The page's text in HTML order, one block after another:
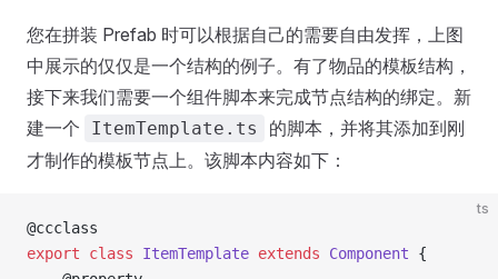
您在拼装 Prefab 时可以根据自己的需要自由发挥，上图
中展示的仅仅是一个结构的例子。有了物品的模板结构，
接下来我们需要一个组件脚本来完成节点结构的绑定。新
建一个
ItemTemplate.ts
的脚本，并将其添加到刚
才制作的模板节点上。该脚本内容如下：
ts
@ccclass
export class ItemTemplate extends Component {